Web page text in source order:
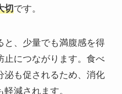
切です。
と、少量でも満腹感を得
止につながります。食べ
泌も促されるため、消化
減されます。